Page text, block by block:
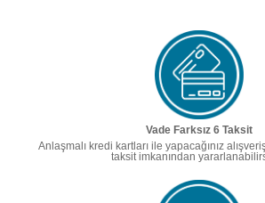
Vade Farksız 6 Taksit
Anlaşmalı kredi kartları ile yapacağınız
taksit imkanından